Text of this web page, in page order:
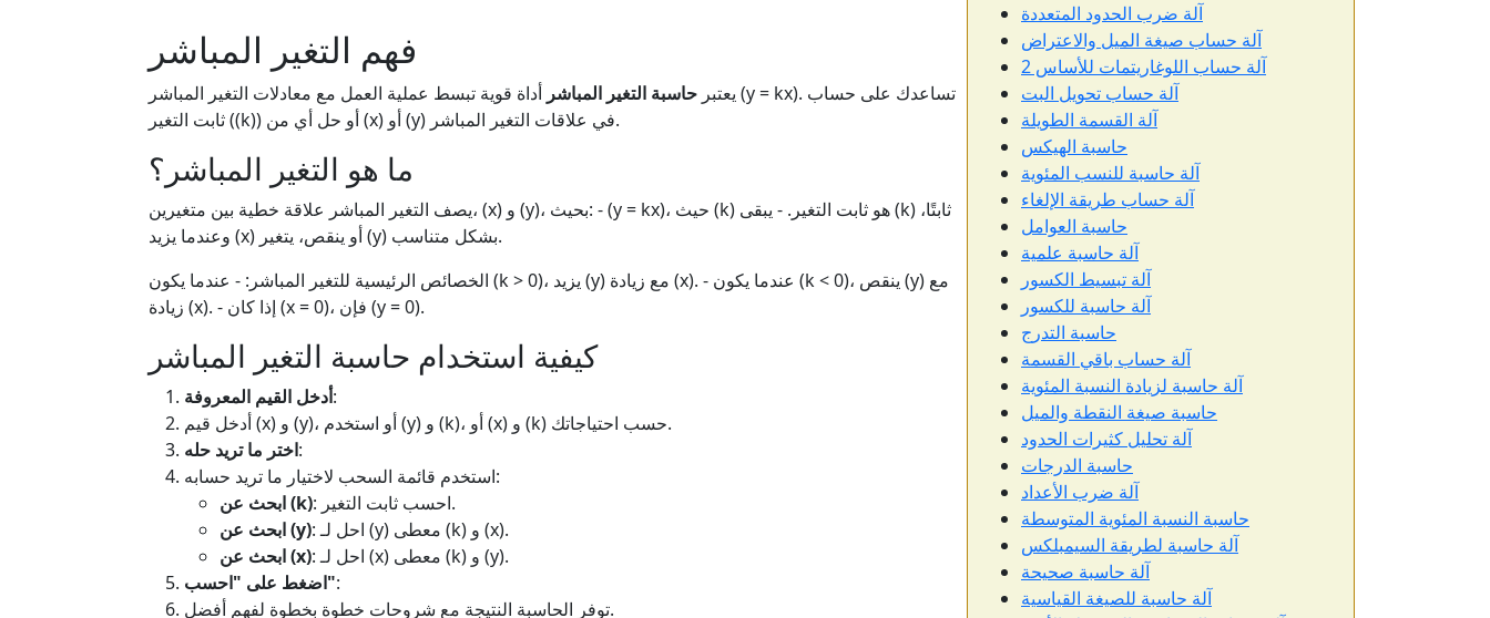
فهم التغير المباشر
يعتبر حاسبة التغير المباشر أداة قوية تبسط عملية العمل مع معادلات التغير المباشر (y = kx). تساعدك على حساب
ثابت التغير ((k)) أو حل أي من (x) أو (y) في علاقات التغير المباشر.
ما هو التغير المباشر؟
يصف التغير المباشر علاقة خطية بين متغيرين، (x) و (y)، بحيث: - (y = kx)، حيث (k) هو ثابت التغير. - يبقى (k) ثابتًا،
وعندما يزيد (x) أو ينقص، يتغير (y) بشكل متناسب.
الخصائص الرئيسية للتغير المباشر: - عندما يكون (k > 0)، يزيد (y) مع زيادة (x). - عندما يكون (k < 0)، ينقص (y) مع
زيادة (x). - إذا كان (x = 0)، فإن (y = 0).
كيفية استخدام حاسبة التغير المباشر
أدخل القيم المعروفة:
أدخل قيم (x) و (y)، أو استخدم (y) و (k)، أو (x) و (k) حسب احتياجاتك.
اختر ما تريد حله:
استخدم قائمة السحب لاختيار ما تريد حسابه:
ابحث عن (k)
: احسب ثابت التغير.
ابحث عن (y)
: احل لـ (y) معطى (k) و (x).
ابحث عن (x)
: احل لـ (x) معطى (k) و (y).
اضغط على "احسب":
توفر الحاسبة النتيجة مع شروحات خطوة بخطوة لفهم أفضل.
آلة ضرب الحدود المتعددة
آلة حساب صيغة الميل والاعتراض
آلة حساب اللوغاريتمات للأساس 2
آلة حساب تحويل البت
آلة القسمة الطويلة
حاسبة الهيكس
آلة حاسبة للنسب المئوية
آلة حساب طريقة الإلغاء
حاسبة العوامل
آلة حاسبة علمية
آلة تبسيط الكسور
آلة حاسبة للكسور
حاسبة التدرج
آلة حساب باقي القسمة
آلة حاسبة لزيادة النسبة المئوية
حاسبة صيغة النقطة والميل
آلة تحليل كثيرات الحدود
حاسبة الدرجات
آلة ضرب الأعداد
حاسبة النسبة المئوية المتوسطة
آلة حاسبة لطريقة السيمبلكس
آلة حاسبة صحيحة
آلة حاسبة للصيغة القياسية